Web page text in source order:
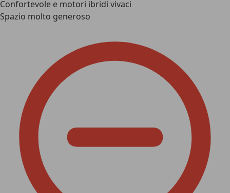
Confortevole e motori ibridi vivaci
Spazio molto generoso